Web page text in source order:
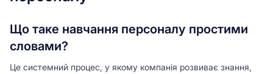
Що таке навчання персоналу простими
словами?
Це системний процес, у якому компанія розвиває знання,